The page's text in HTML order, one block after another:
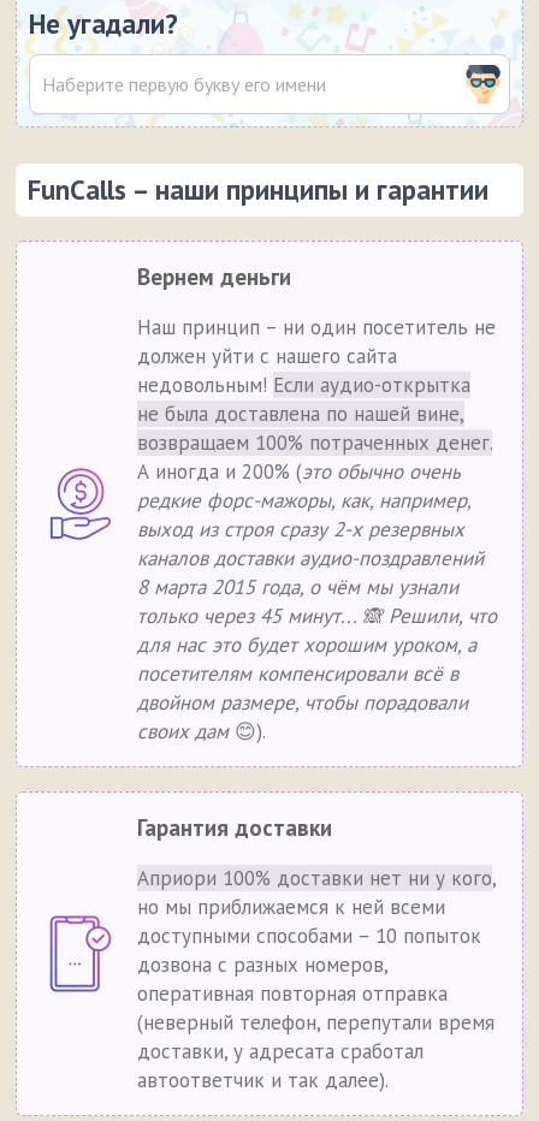
Не угадали?
FunCalls – наши принципы и гарантии
Вернем деньги
Наш принцип – ни один посетитель не
должен уйти с нашего сайта
недовольным! Если аудио-открытка
не была доставлена по нашей вине,
возвращаем 100% потраченных денег.
А иногда и 200% (это обычно очень
редкие форс-мажоры, как, например,
выход из строя сразу 2-х резервных
каналов доставки аудио-поздравлений
8 марта 2015 года, о чём мы узнали
только через 45 минут... 🙈 Решили, что
для нас это будет хорошим уроком, а
посетителям компенсировали всё в
двойном размере, чтобы порадовали
своих дам😊).
Гарантия доставки
Априори 100% доставки нет ни у кого,
но мы приближаемся к ней всеми
доступными способами – 10 попыток
дозвона с разных номеров,
оперативная повторная отправка
(неверный телефон, перепутали время
доставки, у адресата сработал
автоответчик и так далее).